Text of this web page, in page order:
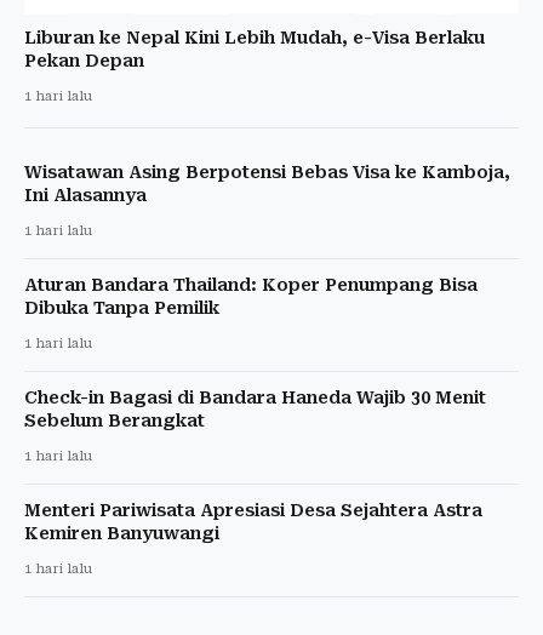
Liburan ke Nepal Kini Lebih Mudah, e-Visa Berlaku
Pekan Depan
1 hari lalu
Wisatawan Asing Berpotensi Bebas Visa ke Kamboja,
Ini Alasannya
1 hari lalu
Aturan Bandara Thailand: Koper Penumpang Bisa
Dibuka Tanpa Pemilik
1 hari lalu
Check-in Bagasi di Bandara Haneda Wajib 30 Menit
Sebelum Berangkat
1 hari lalu
Menteri Pariwisata Apresiasi Desa Sejahtera Astra
Kemiren Banyuwangi
1 hari lalu